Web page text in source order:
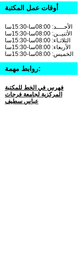
أوقات عمل المكتبة
الأحــــد: 08:00سا-15:30سا
الأثنيــن: 08:00سا-15:30سا
الثلاثـاء: 08:00سا-15:30سا
الأربعاء: 08:00سا-15:30سا
الخميس: 08:00سا-15:30سا
روابط مهمة:
فهرس في الخط للمكتبة
المركزية لجامعة فرحات
عباس سطيف